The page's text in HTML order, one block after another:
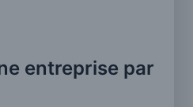
entreprise par